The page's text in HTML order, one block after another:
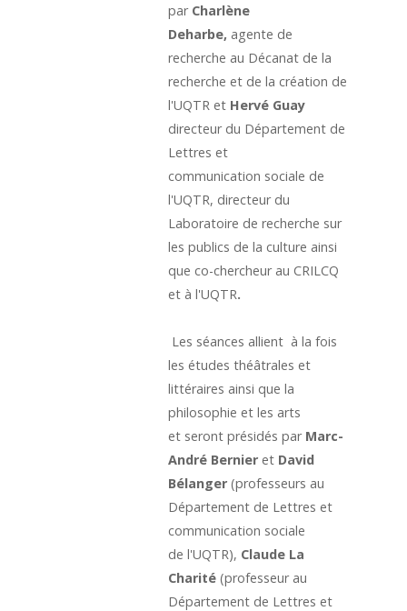
parCharlène
Deharbe, agente de
recherche au Décanat de la
recherche et de la création de
l'UQTR et Hervé Guay
directeur du Département de
Lettres et
communication sociale de
l'UQTR, directeur du
Laboratoire de recherche sur
les publics de la culture ainsi
que co-chercheur au CRILCQ
et à l'UQTR.
Les séances allient à la fois
les études théâtrales et
littéraires ainsi que la
philosophie et les arts
et seront présidés par Marc-
André Bernier et David
Bélanger (professeurs au
Département de Lettres et
communication sociale
de l'UQTR), Claude La
Charité (professeur au
Département de Lettres et